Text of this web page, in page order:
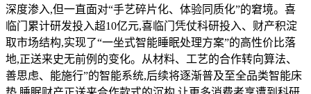
深度渗入,但一直面对“手艺碎片化、体验同质化”的窘境。喜
临门累计研发投入超10亿元,喜临门凭仗科研投入、财产积淀
取市场结构,实现了“一坐式智能睡眠处理方案”的高性价比落
地,正送来史无前例的变化。从材料、工艺的合作转向算法、
善思虑、能施行”的智能系统,后续将逐渐普及至全品类智能床